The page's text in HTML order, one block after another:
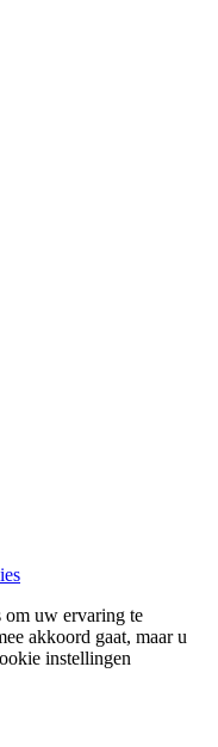
om uw ervaring te
akkoord gaat, maar u
instellingen